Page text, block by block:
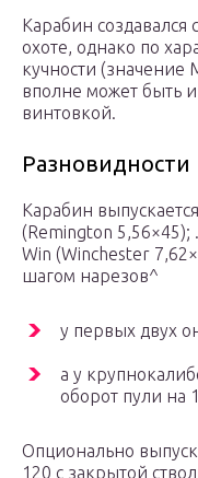
Карабин создавался
охоте, однако по
кучности
вполне может быть
винтовкой.
Разновидности
Карабин
(Remington 5,56×45);
Win (Winchester
шагом нарезов^
у первых двух
а у
оборот пули на
Опционально
120 с закрытой